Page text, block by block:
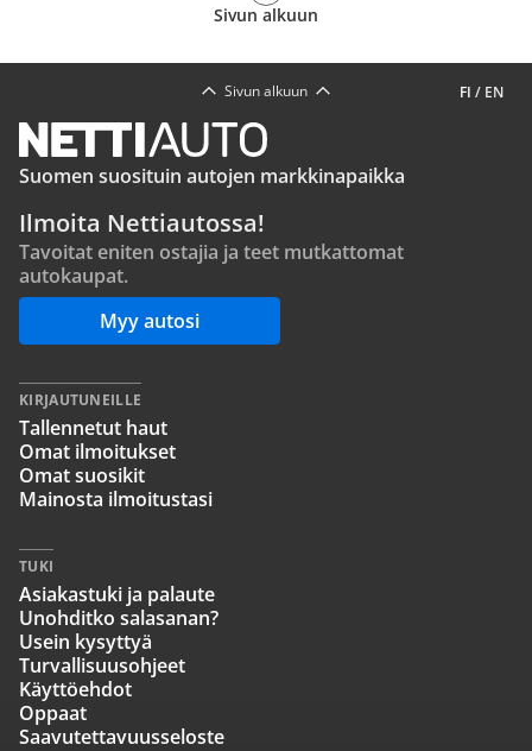
Sivun alkuun
FI / EN
Sivun alkuun
Suomen suosituin autojen markkinapaikka
Ilmoita Nettiautossa!
Tavoitat eniten ostajia ja teet mutkattomat
autokaupat.
Myy autosi
KIRJAUTUNEILLE
Tallennetut haut
Omat ilmoitukset
Omat suosikit
Mainosta ilmoitustasi
TUKI
Asiakastuki ja palaute
Unohditko salasanan?
Usein kysyttyä
Turvallisuusohjeet
Käyttöehdot
Oppaat
Saavutettavuusseloste